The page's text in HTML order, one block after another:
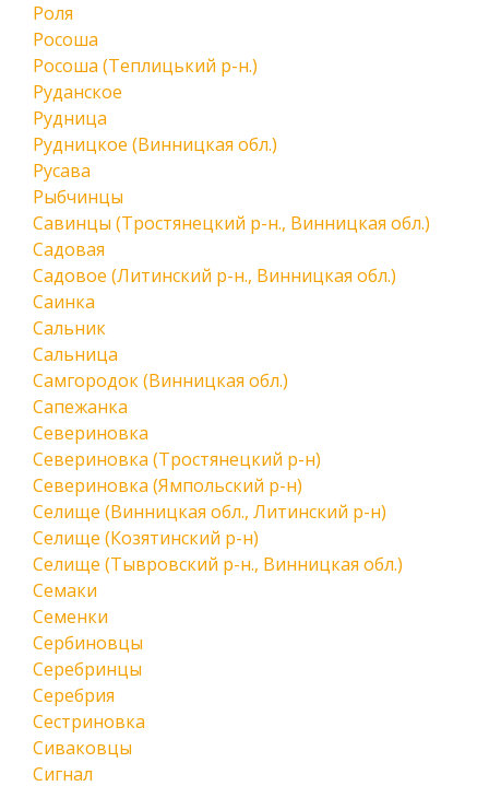
Роля
Росоша
Росоша (Теплицький р-н.)
Руданское
Рудница
Рудницкое (Винницкая обл.)
Русава
Рыбчинцы
Савинцы (Тростянецкий р-н., Винницкая обл.)
Садовая
Садовое (Литинский р-н., Винницкая обл.)
Саинка
Сальник
Сальница
Самгородок (Винницкая обл.)
Сапежанка
Севериновка
Севериновка (Тростянецкий р-н)
Севериновка (Ямпольский р-н)
Селище (Винницкая обл., Литинский р-н)
Селище (Козятинский р-н)
Селище (Тывровский р-н., Винницкая обл.)
Семаки
Семенки
Сербиновцы
Серебринцы
Серебрия
Сестриновка
Сиваковцы
Сигнал